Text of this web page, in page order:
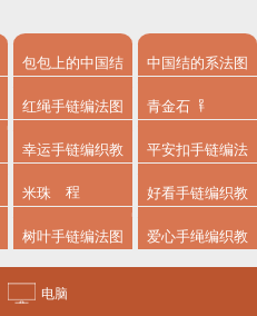
包包上的中国结
系法图解
中国结的系法图
解
红绳手链编法图
解
青金石
幸运手链编织教
程
平安扣手链编法
米珠 好看手链编织教
程图解
树叶手链编法图 爱心手绳编织教
电脑